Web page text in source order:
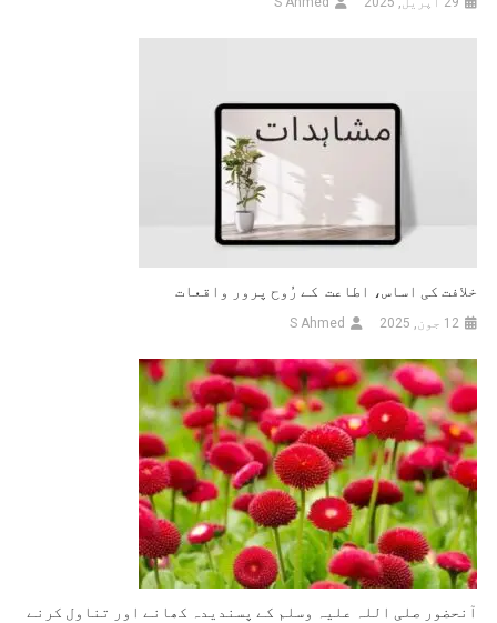
خلافت کی اساس، اطاعت کے رُوح پرور واقعات
12 جون, 2025 S Ahmed
آنحضور صلی اللہ علیہ وسلم کے پسندیدہ کھانے اور تناول کرنے